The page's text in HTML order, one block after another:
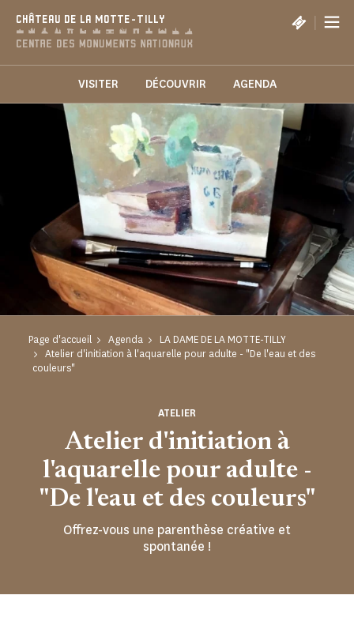
CHÂTEAU DE LA MOTTE-TILLY |
VISITER DÉCOUVRIR AGENDA
Page d'accueil Agenda
LA DAME DE LA MOTTE-TILLY
Atelier d'initiation à l'aquarelle pour adulte - "De l'eau et des
couleurs"
Atelier d'initiation à
l'aquarelle pour adulte -
"De l'eau et des couleurs"
ATELIER
Offrez-vous une parenthèse créative et
spontanée !